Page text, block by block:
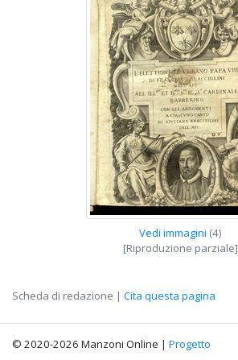
Vedi immagini (4)
[Riproduzione parziale]
Scheda di redazione | Cita questa pagina
© 2020-2026 Manzoni Online | Progetto